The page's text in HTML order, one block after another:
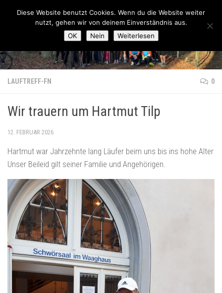
Zum Inhalt springen
Lauftreff-FN
LAUFTREFF-FN 0
Wir trauern um Hartmut Tilp
12. FEBRUAR 2026
Hartmut war Jahrzehnte lang Läufer beim uns bis ins hohe Alter
Unser Beileid gilt seiner Familie und Angehörigen.
Diese Website benutzt Cookies. Wenn du die Website weiter
nutzt, gehen wir von deinem Einverständnis aus.
OK
Nein Weiterlesen